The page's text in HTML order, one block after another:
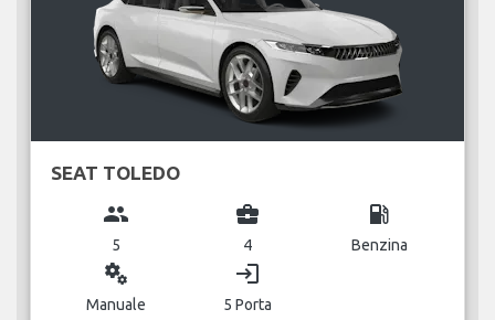
SEAT TOLEDO
group
5
business_center
4
local_gas_station
Benzina
miscellaneous_services
Manuale
login
5 Porta